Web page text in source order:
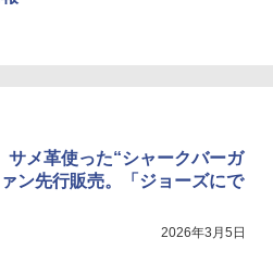
サメ革使った“シャークバーガ
ン先行販売。「ジョーズにで
2026年3月5日